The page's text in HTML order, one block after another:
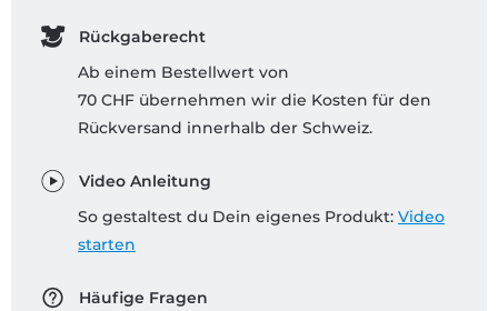
Rückgaberecht
Ab einem Bestellwert von
70 CHF übernehmen wir die Kosten für den
Rückversand innerhalb der Schweiz.
Video Anleitung
So gestaltest du Dein eigenes Produkt: Video
starten
Häufige Fragen